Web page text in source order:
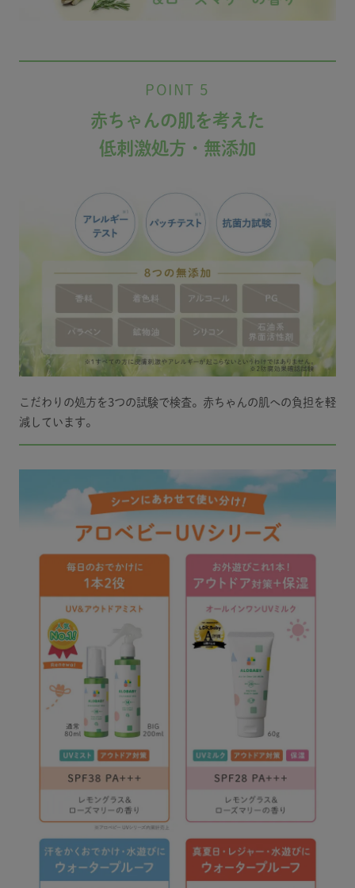
POINT 5
赤ちゃんの肌を考えた
低刺激処方・無添加
こだわりの処方を3つの試験で検査。赤ちゃんの肌への負担を軽
減しています。